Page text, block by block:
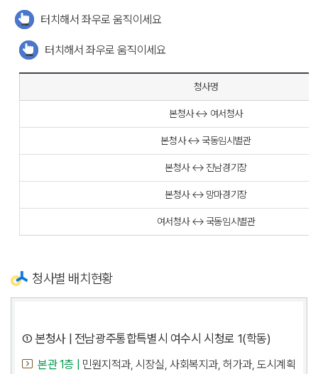
터치해서 좌우로 움직이세요
터치해서 좌우로 움직이세요
청사명
본청사 ↔ 여서청사
본청사 ↔ 국동임시별관
본청사 ↔ 진남경기장
본청사 ↔ 망마경기장
여서청사 ↔ 국동임시별관
청사별 배치현황
① 본청사 | 전남광주통합특별시 여수시 시청로 1(학동)
본관 1층 |
민원지적과, 시장실, 사회복지과, 허가과, 도시계획